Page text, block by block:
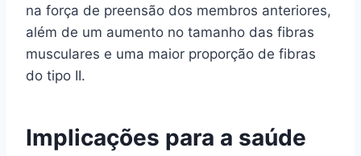
na força de preensão dos membros anteriores,
além de um aumento no tamanho das fibras
musculares e uma maior proporção de fibras
do tipo II.
Implicações para a saúde